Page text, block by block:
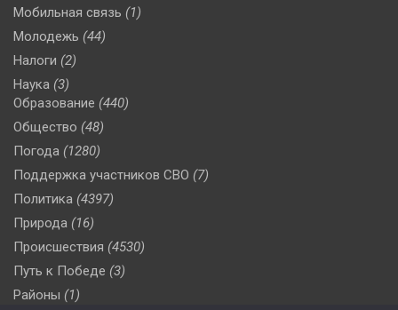
Мобильная связь (1)
Молодежь (44)
Налоги (2)
Наука (3)
Образование (440)
Общество (48)
Погода (1280)
Поддержка участников СВО (7)
Политика (4397)
Природа (16)
Происшествия (4530)
Путь к Победе (3)
Районы (1)